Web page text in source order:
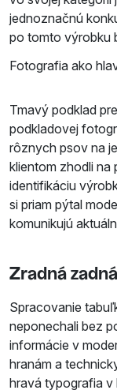
jednoznačnú
po tomto výrobku
Fotografia ako
Tmavý podklad
podkladovej
rôznych psov na
klientom zhodli na
identifikáciu
si priam pýtal
komunikujú
Zradná
Spracovanie
neponechali bez
informácie v
hranám a
hravá typografia v